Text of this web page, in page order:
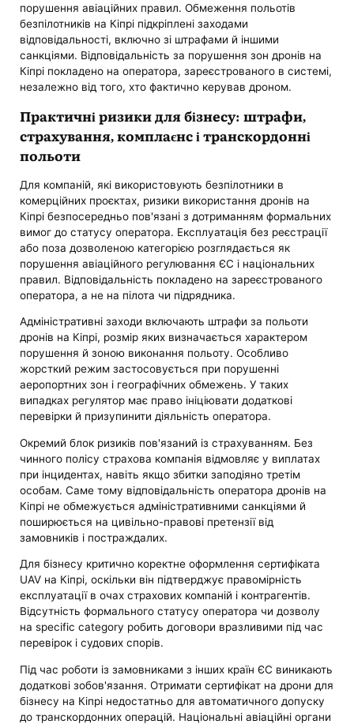
порушення авіаційних правил. Обмеження польотів
безпілотників на Кіпрі підкріплені заходами
відповідальності, включно зі штрафами й іншими
санкціями. Відповідальність за порушення зон дронів на
Кіпрі покладено на оператора, зареєстрованого в системі,
незалежно від того, хто фактично керував дроном.
Практичні ризики для бізнесу: штрафи,
страхування, комплаєнс і транскордонні
польоти
Для компаній, які використовують безпілотники в
комерційних проєктах, ризики використання дронів на
Кіпрі безпосередньо пов'язані з дотриманням формальних
вимог до статусу оператора. Експлуатація без реєстрації
або поза дозволеною категорією розглядається як
порушення авіаційного регулювання ЄС і національних
правил. Відповідальність покладено на зареєстрованого
оператора, а не на пілота чи підрядника.
Адміністративні заходи включають штрафи за польоти
дронів на Кіпрі, розмір яких визначається характером
порушення й зоною виконання польоту. Особливо
жорсткий режим застосовується при порушенні
аеропортних зон і географічних обмежень. У таких
випадках регулятор має право ініціювати додаткові
перевірки й призупинити діяльність оператора.
Окремий блок ризиків пов'язаний із страхуванням. Без
чинного полісу страхова компанія відмовляє у виплатах
при інцидентах, навіть якщо збитки заподіяно третім
особам. Саме тому відповідальність оператора дронів на
Кіпрі не обмежується адміністративними санкціями й
поширюється на цивільно-правові претензії від
замовників і постраждалих.
Для бізнесу критично коректне оформлення сертифіката
UAV на Кіпрі, оскільки він підтверджує правомірність
експлуатації в очах страхових компаній і контрагентів.
Відсутність формального статусу оператора чи дозволу
на specific category робить договори вразливими під час
перевірок і судових спорів.
Під час роботи із замовниками з інших країн ЄС виникають
додаткові зобов'язання. Отримати сертифікат на дрони для
бізнесу на Кіпрі недостатньо для автоматичного допуску
до транскордонних операцій. Національні авіаційні органи